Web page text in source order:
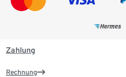
Zahlung
Rechnung